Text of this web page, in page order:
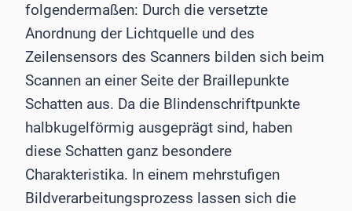
folgendermaßen: Durch die versetzte
Anordnung der Lichtquelle und des
Zeilensensors des Scanners bilden sich beim
Scannen an einer Seite der Braillepunkte
Schatten aus. Da die Blindenschriftpunkte
halbkugelförmig ausgeprägt sind, haben
diese Schatten ganz besondere
Charakteristika. In einem mehrstufigen
Bildverarbeitungsprozess lassen sich die